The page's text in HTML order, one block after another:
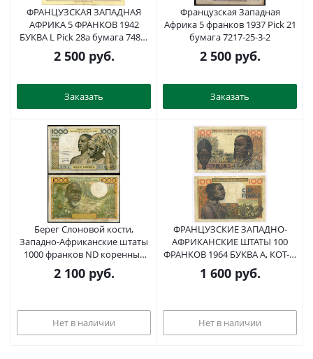
ФРАНЦУЗСКАЯ ЗАПАДНАЯ
АФРИКА 5 ФРАНКОВ 1942
БУКВА L Pick 28а бумага 7486-
47-1-2
2 500руб.
Заказать
Французская Западная
Африка 5 франков 1937 Pick 21
бумага 7217-25-3-2
2 500руб.
Заказать
Берег Слоновой кости,
Западно-Африканские штаты
1000 франков ND коренные
жители Pick 103A k бумага
6352-56-1-1
2 100руб.
Нет в наличии
ФРАНЦУЗСКИЕ ЗАПАДНО-
АФРИКАНСКИЕ ШТАТЫ 100
ФРАНКОВ 1964 БУКВА А, КОТ-д'
ИВУАР, ПОДПИСЬ 3, 2 ДЕКАБРЯ
1964 Pick 101Аd бумага 6301-
1 600руб.
Нет в наличии